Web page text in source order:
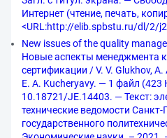
Интернет (чтение, печать,
<URL:http://elib.spbstu.ru/dl/2/
New issues of the quality
Новые аспекты менеджмента
сертификации / V. V. Glukhov,
E. A. Kucheryavy. — 1 файл (423
10.18721/JE.14403. — Текст:
технические ведомости Санкт-
государственного